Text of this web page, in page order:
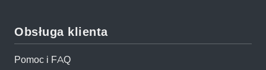
Obsługa klienta
Pomoc i FAQ